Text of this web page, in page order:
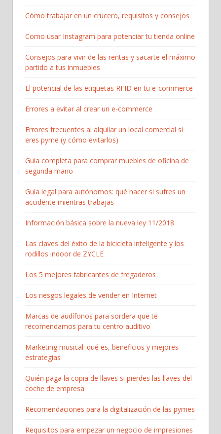
Cómo trabajar en un crucero, requisitos y consejos
Como usar Instagram para potenciar tu tienda online
Consejos para vivir de las rentas y sacarte el máximo
partido a tus inmuebles
El potencial de las etiquetas RFID en tu e-commerce
Errores a evitar al crear un e-commerce
Errores frecuentes al alquilar un local comercial si
eres pyme (y cómo evitarlos)
Guía completa para comprar muebles de oficina de
segunda mano
Guía legal para autónomos: qué hacer si sufres un
accidente mientras trabajas
Información básica sobre la nueva ley 11/2018
Las claves del éxito de la bicicleta inteligente y los
rodillos indoor de ZYCLE
Los 5 mejores fabricantes de fregaderos
Los riesgos legales de vender en Internet
Marcas de audífonos para sordera que te
recomendamos para tu centro auditivo
Marketing musical: qué es, beneficios y mejores
estrategias
Quién paga la copia de llaves si pierdes las llaves del
coche de empresa
Recomendaciones para la digitalización de las pymes
Requisitos para empezar un negocio de impresiones